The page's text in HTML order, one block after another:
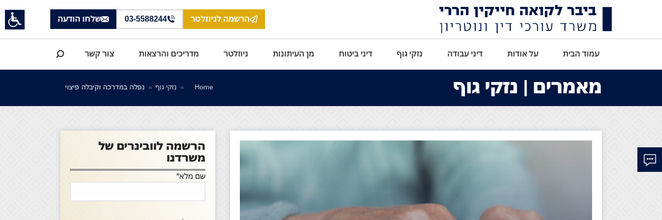
הרשמה לניוזלטר 03-5588244 שלחו הודעה
עמוד הבית על אודות דיני עבודה נזקי גוף דיני ביטוח מן העיתונות ניוזלטר מדריכים והרצאות צור קשר Search:
מאמרים | נזקי גוף You are here: Home נזקי גוף נפלה במדרכה וקיבלה פיצוי
הרשמה לוובינרים של
משרדנו
שם מלא*